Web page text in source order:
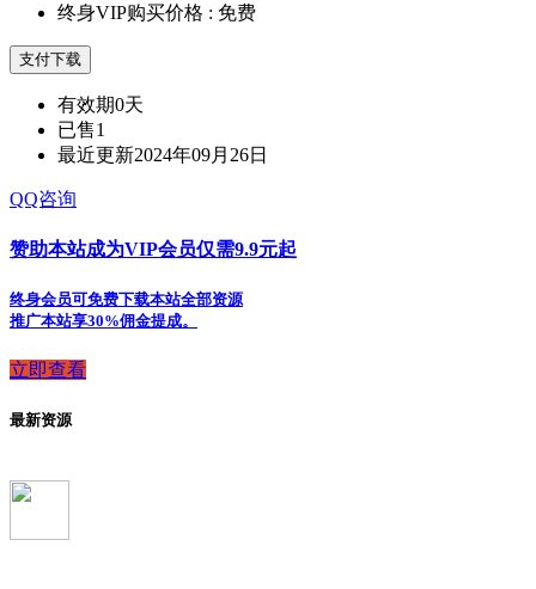
终身VIP购买价格 : 免费
支付下载
有效期0天
已售1
最近更新2024年09月26日
QQ咨询
赞助本站成为VIP会员仅需9.9元起
终身会员可免费下载本站全部资源
推广本站享30%佣金提成。
立即查看
最新资源